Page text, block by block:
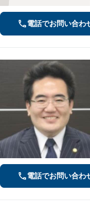
電話でお問い合わ
電話でお問い合わ